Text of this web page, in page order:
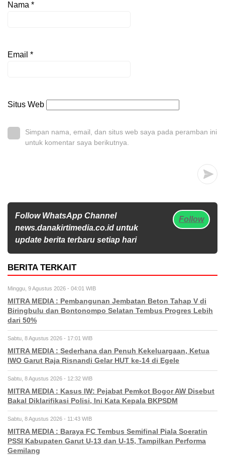
Nama *
Email *
Situs Web
Simpan nama, email, dan situs web saya pada peramban ini
untuk komentar saya berikutnya.
Follow WhatsApp Channel
news.danakirtimedia.co.id untuk
update berita terbaru setiap hari
Follow
BERITA TERKAIT
Minggu, 9 Agustus 2026 - 04:01 WIB
MITRA MEDIA : Pembangunan Jembatan Beton Tahap V di
Biringbulu dan Bontonompo Selatan Tembus Progres Lebih
dari 50%
Sabtu, 8 Agustus 2026 - 17:01 WIB
MITRA MEDIA : Sederhana dan Penuh Kekeluargaan, Ketua
IWO Garut Raja Risnandi Gelar HUT ke-14 di Egele
Sabtu, 8 Agustus 2026 - 12:32 WIB
MITRA MEDIA : Kasus IW: Pejabat Pemkot Bogor AW Disebut
Bakal Diklarifikasi Polisi, Ini Kata Kepala BKPSDM
Sabtu, 8 Agustus 2026 - 11:43 WIB
MITRA MEDIA : Baraya FC Tembus Semifinal Piala Soeratin
PSSI Kabupaten Garut U-13 dan U-15, Tampilkan Performa
Gemilang